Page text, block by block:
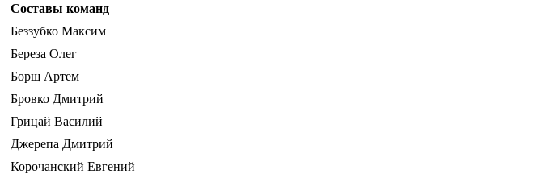
Составы команд
Беззубко Максим
Береза Олег
Борщ Артем
Бровко Дмитрий
Грицай Василий
Джерепа Дмитрий
Корочанский Евгений